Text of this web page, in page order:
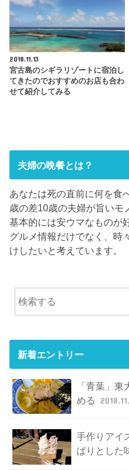
2018.11.13
宮古島のシギラリゾートに宿泊し
てきたのでおすすめのお店も合わ
せて紹介してみる
夫婦の晩餐とは？
あなたは死の直前に何を食
歳の差10歳の夫婦が旨いモ
基本的には安ウマなものが
グルメ情報だけでなく、時
けしたいと考えています。
新着エントリー
「青葉」東
める
手作りアイ
ぱりとした